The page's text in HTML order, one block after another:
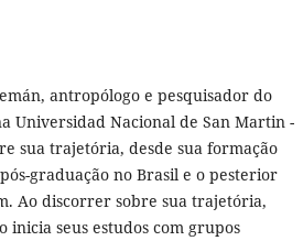
antropólogo e pesquisador do
Universidad Nacional de San Martin -
sua trajetória, desde sua formação
graduação no Brasil e o pesterior
Ao discorrer sobre sua trajetória,
inicia seus estudos com grupos